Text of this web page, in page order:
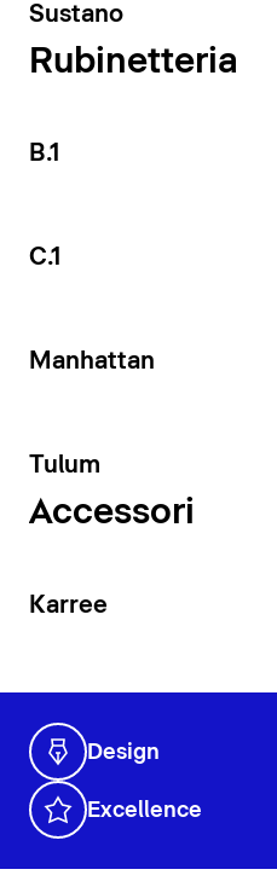
Sustano
Rubinetteria
B.1
C.1
Manhattan
Tulum
Accessori
Karree
Design
Excellence